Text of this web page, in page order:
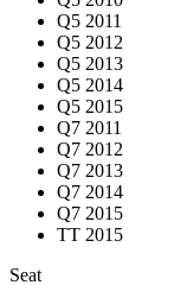
Q5 2011
Q5 2012
Q5 2013
Q5 2014
Q5 2015
Q7 2011
Q7 2012
Q7 2013
Q7 2014
Q7 2015
TT 2015
Seat